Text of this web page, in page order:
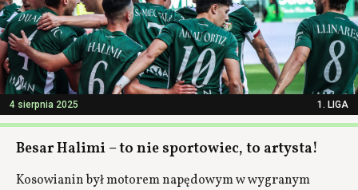
4 sierpnia 2025 1. LIGA
Besar Halimi – to nie sportowiec, to artysta!
Kosowianin był motorem napędowym w wygranym